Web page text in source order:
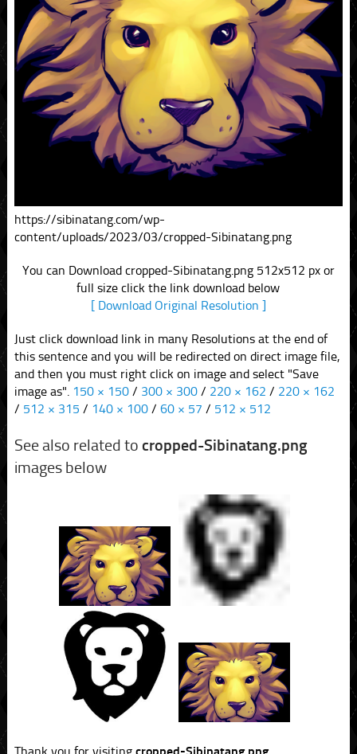
https://sibinatang.com/wp-
content/uploads/2023/03/cropped-Sibinatang.png
You can Download cropped-Sibinatang.png 512x512 px or
full size click the link download below
[ Download Original Resolution ]
Just click download link in many Resolutions at the end of
this sentence and you will be redirected on direct image file,
and then you must right click on image and select "Save
image as". 150 × 150 / 300 × 300 / 220 × 162 / 220 × 162
/ 512 × 315 / 140 × 100 / 60 × 57 / 512 × 512
See also related to cropped-Sibinatang.png
images below